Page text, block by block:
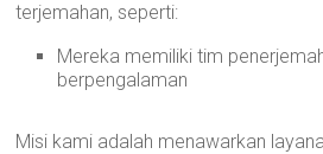
terjemahan, seperti:
Mereka memiliki tim
berpengalaman
Misi kami adalah menawarkan